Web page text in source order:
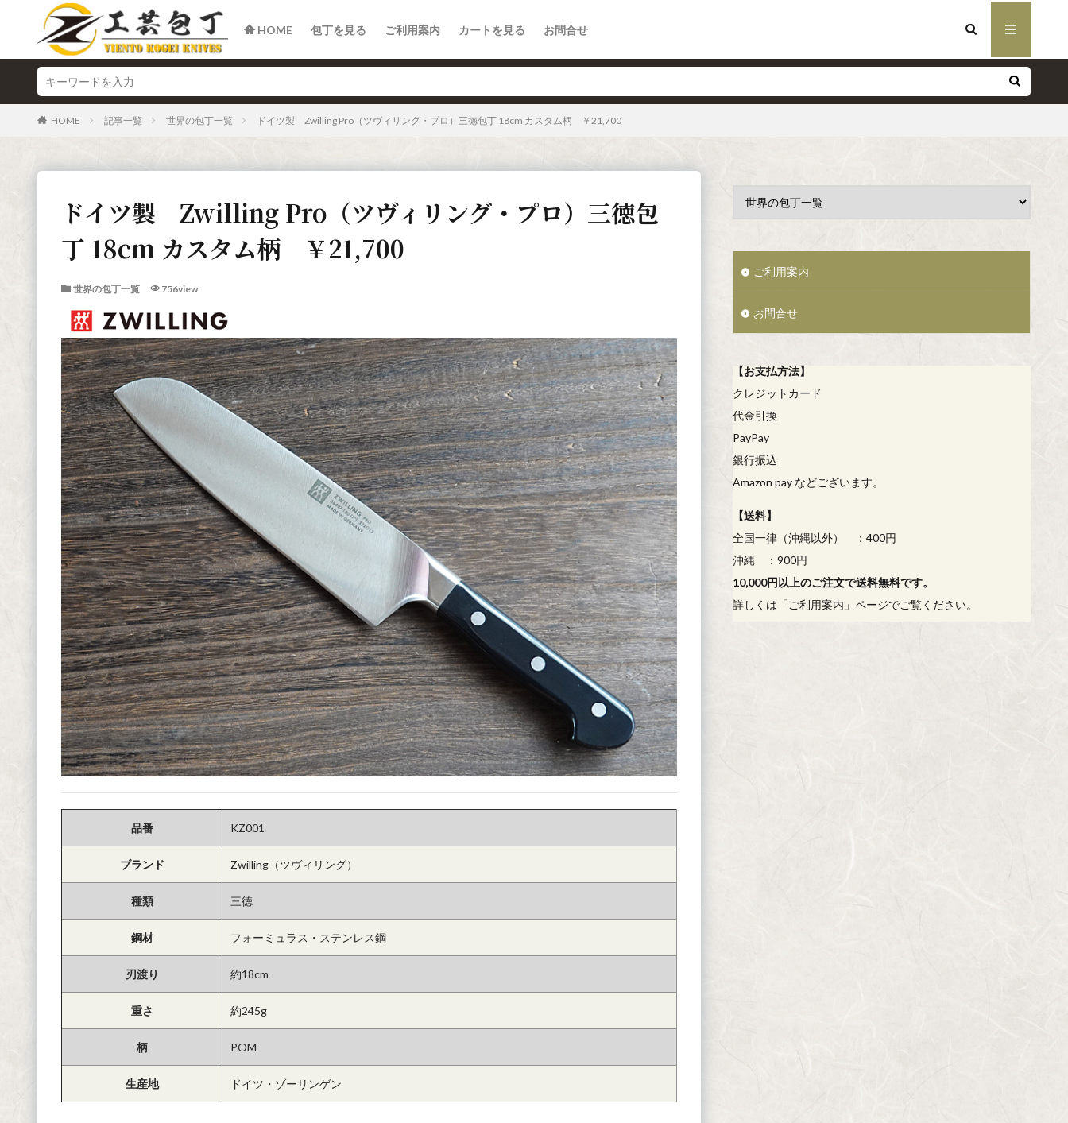
HOME 包丁を見る ご利用案内 カートを見る お問合せ
HOME 記事一覧 世界の包丁一覧 ドイツ製 Zwilling Pro（ツヴィリング・プロ）三徳包丁 18cm カスタム柄 ￥21,700
ドイツ製 Zwilling Pro（ツヴィリング・プロ）三徳包
丁 18cm カスタム柄 ￥21,700
世界の包丁一覧 756view
品番 KZ001
ブランド Zwilling（ツヴィリング）
種類 三徳
鋼材 フォーミュラス・ステンレス鋼
刃渡り 約18cm
重さ 約245g
柄 POM
生産地 ドイツ・ゾーリンゲン
ご利用案内
お問合せ
【お支払方法】
クレジットカード
代金引換
PayPay
銀行振込
Amazon pay などございます。
【送料】
全国一律（沖縄以外） ：400円
沖縄 ：900円
10,000円以上のご注文で送料無料です。
詳しくは「ご利用案内 」ページでご覧ください。